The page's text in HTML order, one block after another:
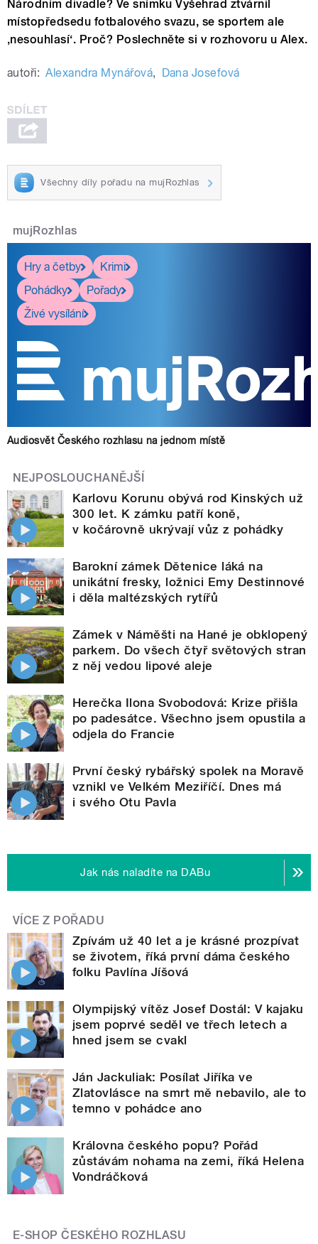
Národním divadle? Ve snímku Vyšehrad ztvárnil
místopředsedu fotbalového svazu, se sportem ale
‚nesouhlasí‘. Proč? Poslechněte si v rozhovoru u Alex.
autoři: Alexandra Mynářová, Dana Josefová
Všechny díly pořadu na mujRozhlas
mujRozhlas
Hry a četby
Krimi
Pohádky
Pořady
Živé vysílání
Audiosvět Českého rozhlasu na jednom místě
NEJPOSLOUCHANĚJŠÍ
Karlovu Korunu obývá rod Kinských už
300 let. K zámku patří koně,
v kočárovně ukrývají vůz z pohádky
Barokní zámek Dětenice láká na
unikátní fresky, ložnici Emy Destinnové
i děla maltézských rytířů
Zámek v Náměšti na Hané je obklopený
parkem. Do všech čtyř světových stran
z něj vedou lipové aleje
Herečka Ilona Svobodová: Krize přišla
po padesátce. Všechno jsem opustila a
odjela do Francie
První český rybářský spolek na Moravě
vznikl ve Velkém Meziříčí. Dnes má
i svého Otu Pavla
Jak nás naladíte na DABu
VÍCE Z POŘADU
Zpívám už 40 let a je krásné prozpívat
se životem, říká první dáma českého
folku Pavlína Jíšová
Olympijský vítěz Josef Dostál: V kajaku
jsem poprvé seděl ve třech letech a
hned jsem se cvakl
Ján Jackuliak: Posílat Jiříka ve
Zlatovlásce na smrt mě nebavilo, ale to
temno v pohádce ano
Královna českého popu? Pořád
zůstávám nohama na zemi, říká Helena
Vondráčková
E-SHOP ČESKÉHO ROZHLASU